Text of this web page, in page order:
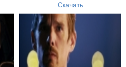
Скачать